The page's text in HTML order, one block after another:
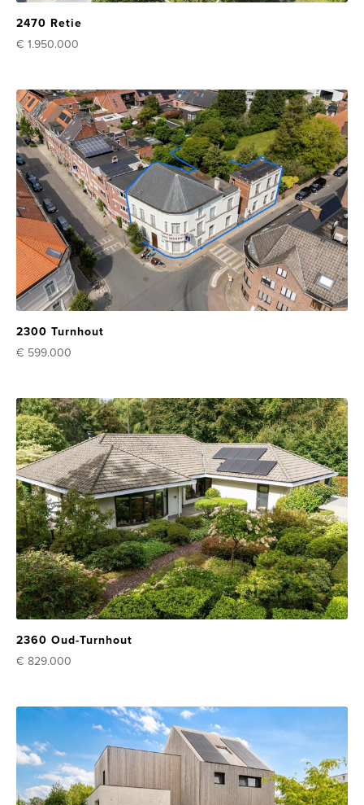
2470 Retie
€ 1.950.000
2300 Turnhout
€ 599.000
2360 Oud-Turnhout
€ 829.000